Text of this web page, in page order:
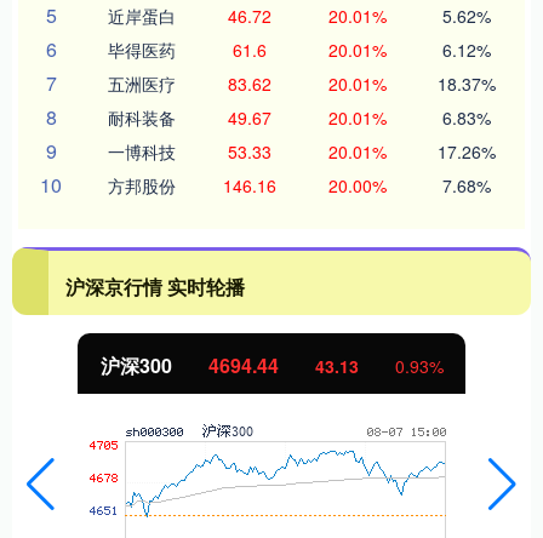
5 近岸蛋白 46.72 20.01% 5.62%
6 毕得医药 61.6 20.01% 6.12%
7 五洲医疗 83.62 20.01% 18.37%
8 耐科装备 49.67 20.01% 6.83%
9 一博科技 53.33 20.01% 17.26%
10 方邦股份 146.16 20.00% 7.68%
沪深京行情 实时轮播
沪深300 4694.44 43.13 0.93%